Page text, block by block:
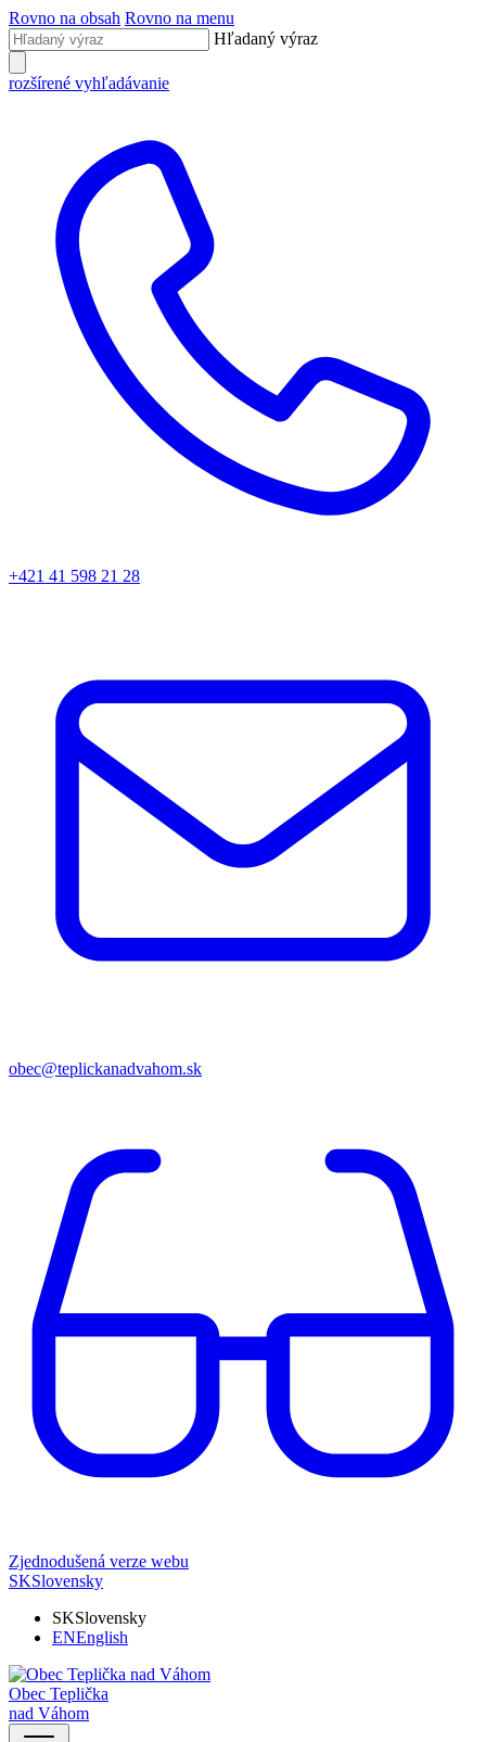
Rovno na obsah Rovno na menu
Hľadaný výraz
rozšírené vyhľadávanie
+421 41 598 21 28
obec@teplickanadvahom.sk
Zjednodušená verze webu
SKSlovensky
SKSlovensky
ENEnglish
Obec Teplička
nad Váhom